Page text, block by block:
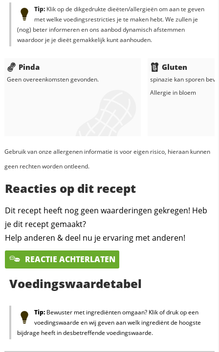
Tip:Klik op de dikgedrukte dieëten/allergieën om aan te geven
met welke voedingsrestricties je te maken hebt. We zullen je
(nog) beter informeren en ons aanbod dynamisch afstemmen
waardoor je je dieët gemakkelijk kunt aanhouden.
Pinda
Geen overeenkomsten gevonden.
Gluten
spinazie kan sporen
Allergie in bloem
Gebruik van onze allergenen informatie is voor eigen risico, hieraan kunnen
geen rechten worden ontleend.
Reacties op dit recept
Dit recept heeft nog geen waarderingen gekregen! Heb
je dit recept gemaakt?
Help anderen & deel nu je ervaring met anderen!
REACTIE ACHTERLATEN
Voedingswaardetabel
Tip:Bewuster met ingrediënten omgaan? Klik of druk op een
voedingswaarde en wij geven aan welk ingrediënt de hoogste
bijdrage heeft in desbetreffende voedingswaarde.